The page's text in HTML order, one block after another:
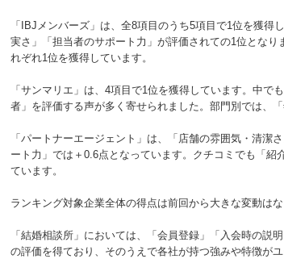
「IBJメンバーズ」は、全8項目のうち5項目で1位を獲
実さ」「担当者のサポート力」が評価されての1位とな
れぞれ1位を獲得しています。
「サンマリエ」は、4項目で1位を獲得しています。中
者」を評価する声が多く寄せられました。部門別では、
「パートナーエージェント」は、「店舗の雰囲気・清
ート力」では＋0.6点となっています。クチコミでも「
ています。
ランキング対象企業全体の得点は前回から大きな変動は
「結婚相談所」においては、「会員登録」「入会時の
の評価を得ており、そのうえで各社が持つ強みや特徴が